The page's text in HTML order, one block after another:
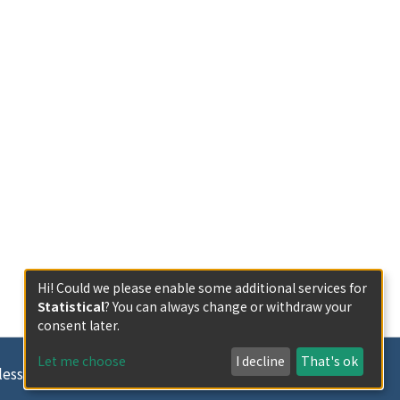
otherwise indicated.
Hi! Could we please enable some additional services for
Statistical? You can always change or withdraw your
consent later.
Let me choose I decline That's ok